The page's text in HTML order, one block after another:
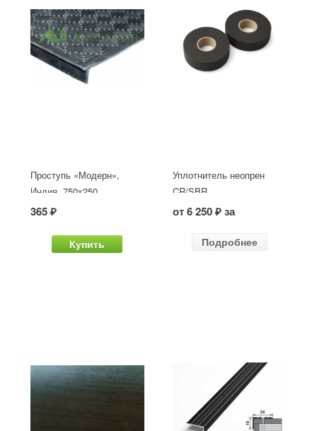
Проступь «Модерн»,
Индия, 750x250
365 ₽
Купить
Уплотнитель неопрен
CR/SBR
от 6 250 ₽ за
Подробнее